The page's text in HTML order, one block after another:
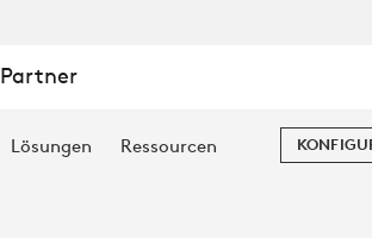
Partner
Lösungen Ressourcen